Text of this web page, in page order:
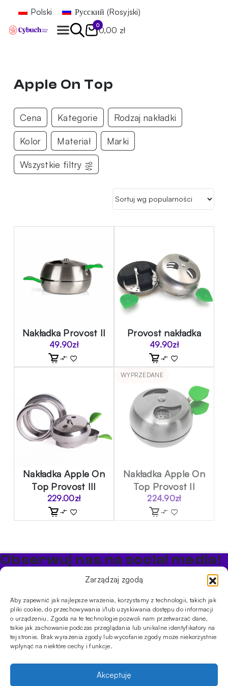
Zarządzaj zgodą
Aby zapewnić jak najlepsze wrażenia, korzystamy z technologii, takich jak
pliki cookie, do przechowywania i/lub uzyskiwania dostępu do informacji
o urządzeniu. Zgoda na te technologie pozwoli nam przetwarzać dane,
takie jak zachowanie podczas przeglądania lub unikalne identyfikatory na
tej stronie. Brak wyrażenia zgody lub wycofanie zgody może niekorzystnie
wpłynąć na niektóre cechy i funkcje.
Akceptuję
Polski Русский (Rosyjski)
0
0,00 zł
Apple On Top
Cena Kategorie Rodzaj nakładki
Kolor Materiał Marki
Wszystkie filtry
Nakładka Provost II
49.90zł
Provost nakładka
49.90zł
Nakładka Apple On
Top Provost III
229.00zł
WYPRZEDANE
Nakładka Apple On
Top Provost II
224.90zł
Obserwuj nas na social media!
Bądź na bieżąco z promocjami i nowościami w sklepie
PRODUKTY
ShisheCybuchyTytonie Rozpalanie
INFORMACJE
prywatności
Usługi